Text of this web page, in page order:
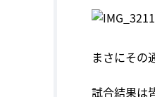
まさにその
試合結果は